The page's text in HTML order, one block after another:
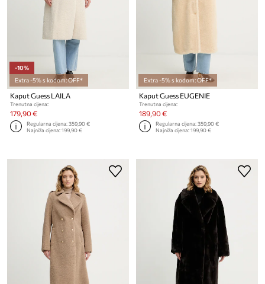
-10%
Extra -5% s kodom: OFF*
Kaput Guess LAILA
Trenutna cijena:
179,90 €
Regularna cijena:359,90 €
Najniža cijena:199,90 €
Extra -5% s kodom: OFF*
Kaput Guess EUGENIE
Trenutna cijena:
189,90 €
Regularna cijena:359,90 €
Najniža cijena:199,90 €